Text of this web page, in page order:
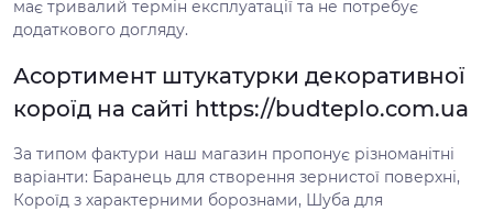
має тривалий термін експлуатації та не потребує
додаткового догляду.
Асортимент штукатурки декоративної
короїд на сайті https://budteplo.com.ua
За типом фактури наш магазин пропонує різноманітні
варіанти: Баранець для створення зернистої поверхні,
Короїд з характерними борознами, Шуба для